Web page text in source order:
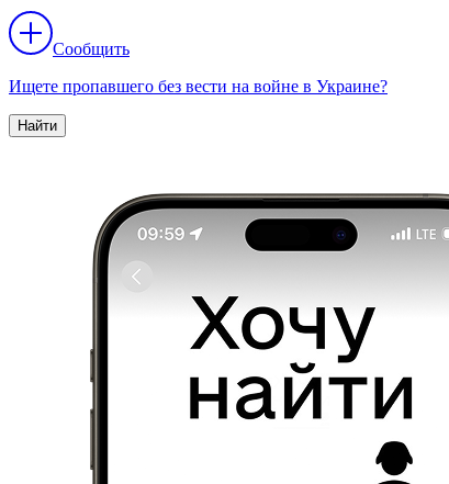
Сообщить
Ищете пропавшего без вести на войне в Украине?
Найти